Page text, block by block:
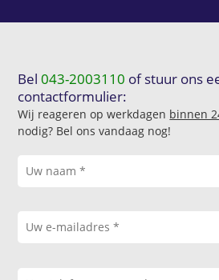
Bel043-2003110 of stuur ons
contactformulier:
Wij reageren op werkdagen binnen
nodig? Bel ons vandaag nog!